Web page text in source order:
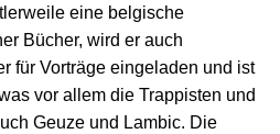
eine belgische
Bücher, wird er auch
für Vorträge eingeladen und ist
vor allem die Trappisten und
Geuze und Lambic. Die